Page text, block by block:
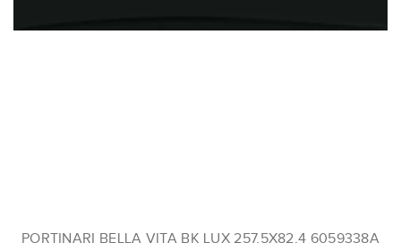
PORTINARI BELLA VITA BK LUX 257,5X82,4 6059338A